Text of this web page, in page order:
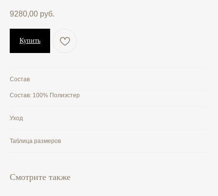
9280,00 руб.
Купить
Состав
Состав: 100% Полиэстер
Уход
Таблица размеров
Смотрите также